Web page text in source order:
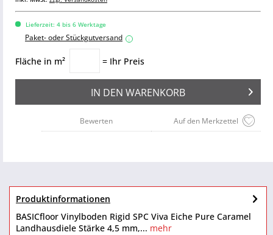
Lieferzeit: 4 bis 6 Werktage
Paket- oder Stückgutversand i
Fläche in m² = Ihr Preis
IN DEN WARENKORB
Auf den Merkzettel
Bewerten
Produktinformationen
BASICfloor Vinylboden Rigid SPC Viva Eiche Pure Caramel
Landhausdiele Stärke 4,5 mm,... mehr